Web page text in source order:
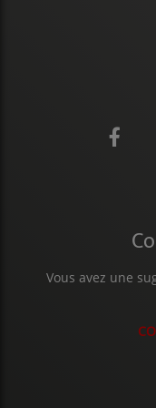
Vous avez une